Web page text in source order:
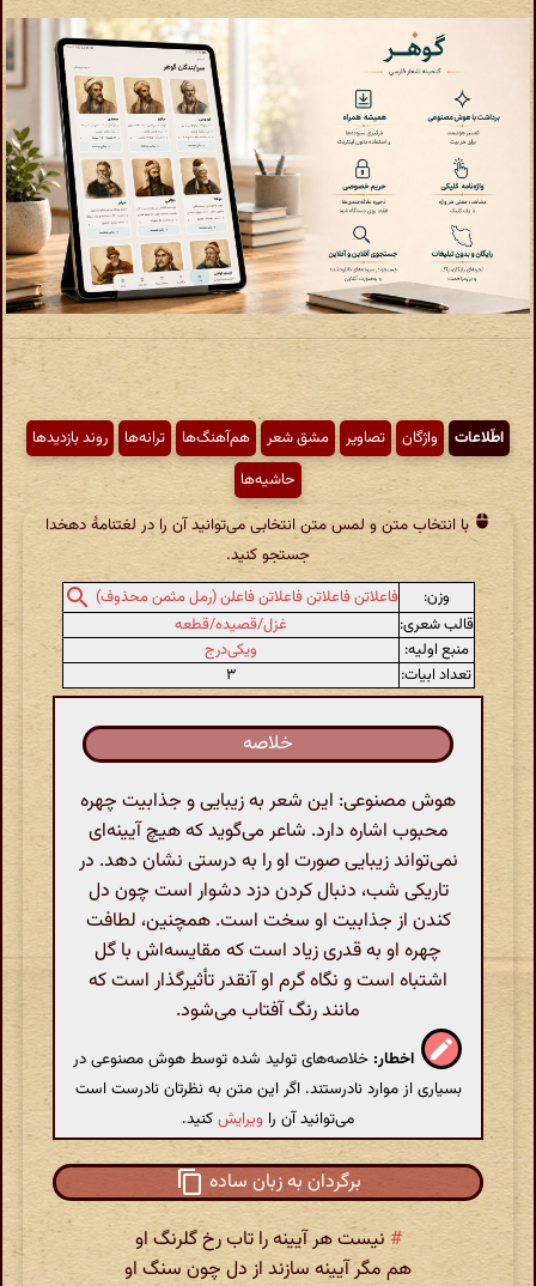
اطّلاعات واژگان تصاویر مشق شعر هم‌آهنگ‌ها ترانه‌ها
روند بازدیدها
حاشیه‌ها
با انتخاب متن و لمس متن انتخابی می‌توانید آن را در لغتنامهٔ دهخدا
جستجو کنید.
وزن:
فاعلاتن فاعلاتن فاعلاتن فاعلن (رمل مثمن محذوف)
قالب شعری:
غزل/قصیده/قطعه
منبع اولیه:
ویکی‌درج
تعداد ابیات:
۳
خلاصه
هوش مصنوعی: این شعر به زیبایی و جذابیت چهره
محبوب اشاره دارد. شاعر می‌گوید که هیچ آیینه‌ای
نمی‌تواند زیبایی صورت او را به درستی نشان دهد. در
تاریکی شب، دنبال کردن دزد دشوار است چون دل
کندن از جذابیت او سخت است. همچنین، لطافت
چهره او به قدری زیاد است که مقایسه‌اش با گل
اشتباه است و نگاه گرم او آنقدر تأثیرگذار است که
مانند رنگ آفتاب می‌شود.
اخطار: خلاصه‌های تولید شده توسط هوش مصنوعی در
بسیاری از موارد نادرستند. اگر این متن به نظرتان نادرست است
می‌توانید آن را ویرایشکنید.
برگردان به زبان ساده
# نیست هر آیینه را تاب رخ گلرنگ او
هم مگر آیینه سازند از دل چون سنگ او